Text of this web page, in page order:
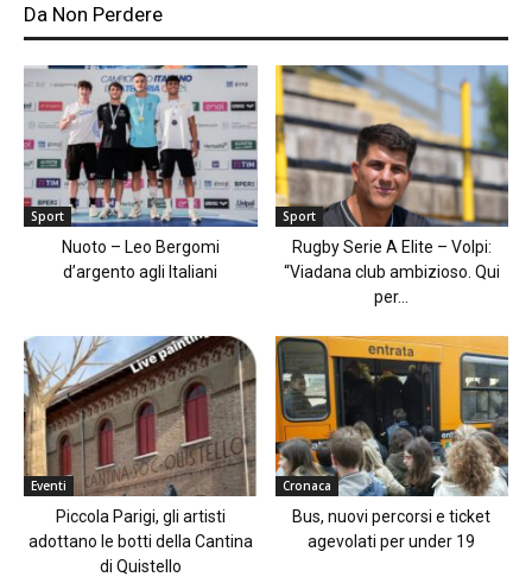
Da Non Perdere
Sport
Nuoto – Leo Bergomi
d’argento agli Italiani
Sport
Rugby Serie A Elite – Volpi:
“Viadana club ambizioso. Qui
per...
Eventi
Piccola Parigi, gli artisti
adottano le botti della Cantina
di Quistello
Cronaca
Bus, nuovi percorsi e ticket
agevolati per under 19